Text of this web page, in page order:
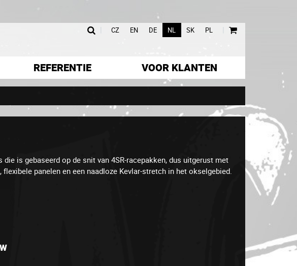
| CZ EN DE NL SK PL |
REFERENTIE VOOR KLANTEN
die is gebaseerd op de snit van 4SR-racepakken, dus uitgerust met
panelen en een naadloze Kevlar-stretch in het okselgebied.